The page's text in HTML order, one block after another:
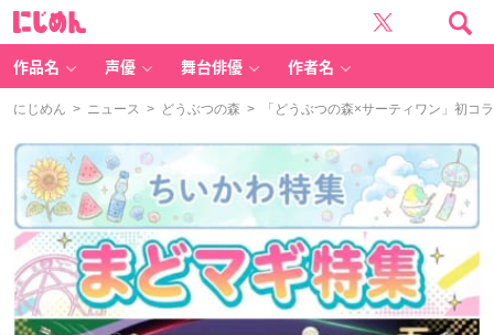
作品名 声優 舞台俳優 作者名
にじめん > ニュース > どうぶつの森 > 「どうぶつの森×サーティワン」初コ